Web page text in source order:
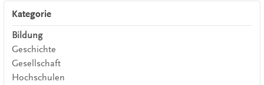
Kategorie
Bildung
Geschichte
Gesellschaft
Hochschulen